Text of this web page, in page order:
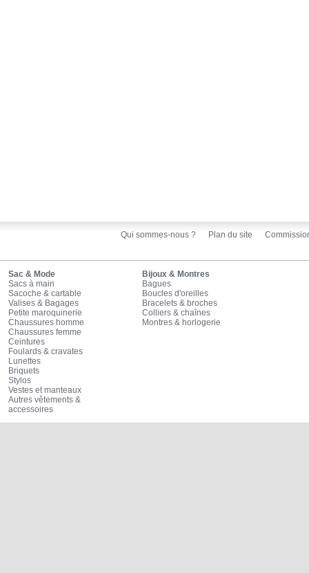
Qui sommes-nous ? Plan du site
Sac & Mode
Sacs à main
Sacoche & cartable
Valises & Bagages
Petite maroquinerie
Chaussures homme
Chaussures femme
Ceintures
Foulards & cravates
Lunettes
Briquets
Stylos
Vestes et manteaux
Autres vêtements &
accessoires
Bijoux & Montres
Bagues
Boucles d'oreilles
Bracelets & broches
Colliers & chaînes
Montres & horlogerie